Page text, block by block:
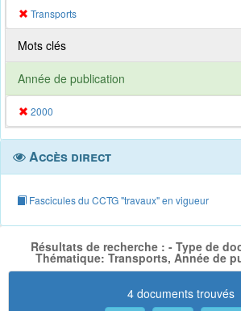
Transports
Mots clés
Année de publication
2000
Accès direct
Fascicules du CCTG "travaux" en vigueur
Résultats de recherche : - Type de
Thématique: Transports, Année de
4 documents trouvés